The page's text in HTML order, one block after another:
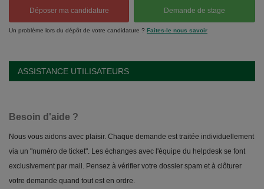
Déposer ma candidature Demande de stage
Un problème lors du dépôt de votre candidature ? Faites-le nous savoir
ASSISTANCE UTILISATEURS
Besoin d'aide ?
Nous vous aidons avec plaisir. Chaque demande est traitée individuellement
via un "numéro de ticket". Les échanges avec l'équipe du helpdesk se font
exclusivement par mail. Pensez à vérifier votre dossier spam et à clôturer
votre demande quand tout est en ordre.